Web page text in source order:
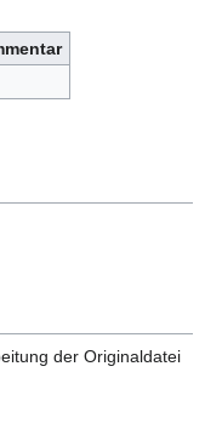
der Originaldatei